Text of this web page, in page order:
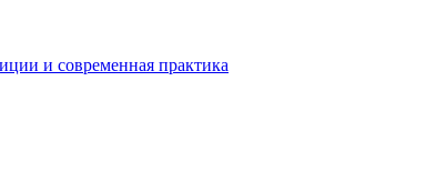
и современная практика